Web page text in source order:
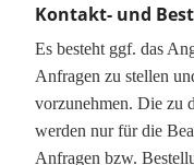
Kontakt- und
Es besteht ggf. das
Anfragen zu stellen
vorzunehmen. Die zu
werden nur für die
Anfragen bzw.